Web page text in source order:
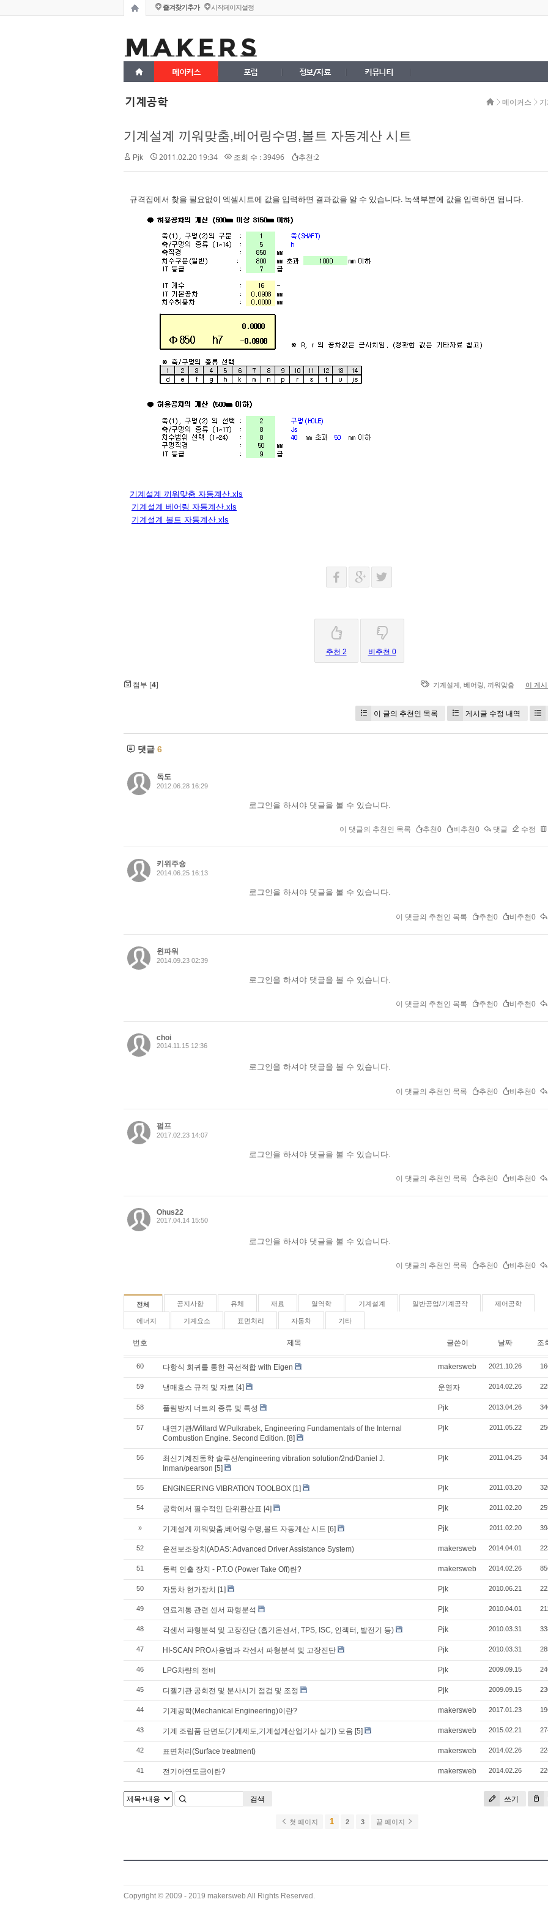
즐겨찾기추가 시작페이지설정
메이커스 포럼 정보/자료 커뮤니티
기계공학 메이커스
기계설계 끼워맞춤,베어링수명,볼트 자동계산 시트
Pjk 2011.02.20 19:34 조회 수 : 39496 추천:2
규격집에서 찾을 필요없이 엑셀시트에 값을 입력하면 결과값을 알 수 있습니다. 녹색부분에 값을 입력하면 됩니다.
기계설계 끼워맞춤 자동계산.xls
기계설계 베어링 자동계산.xls
기계설계 볼트 자동계산.xls
추천 2 비추천 0
첨부 [4] 기계설계, 베어링, 끼워맞춤 이 게
이 글의 추천인 목록 게시글 수정 내역
댓글 6
독도
2012.06.28 16:29
로그인을 하셔야 댓글을 볼 수 있습니다.
이 댓글의 추천인 목록 추천0 비추천0 댓글 수정
키위주숑
2014.06.25 16:13
로그인을 하셔야 댓글을 볼 수 있습니다.
이 댓글의 추천인 목록 추천0 비추천0
윈파워
2014.09.23 02:39
로그인을 하셔야 댓글을 볼 수 있습니다.
이 댓글의 추천인 목록 추천0 비추천0
choi
2014.11.15 12:36
로그인을 하셔야 댓글을 볼 수 있습니다.
이 댓글의 추천인 목록 추천0 비추천0
펌프
2017.02.23 14:07
로그인을 하셔야 댓글을 볼 수 있습니다.
이 댓글의 추천인 목록 추천0 비추천0
Ohus22
2017.04.14 15:50
로그인을 하셔야 댓글을 볼 수 있습니다.
이 댓글의 추천인 목록 추천0 비추천0
전체 공지사항 유체 재료 열역학 기계설계 일반공업/기계공작 제어공학
에너지 기계요소 표면처리 자동차 기타
번호 제목 글쓴이 날짜 조
60 다항식 회귀를 통한 곡선적합 with Eigen makersweb 2021.10.26
59 냉매호스 규격 및 자료 [4] 운영자 2014.02.26
58 풀림방지 너트의 종류 및 특성 Pjk 2013.04.26
57
내연기관/Willard W.Pulkrabek, Engineering Fundamentals of the Internal
Combustion Engine. Second Edition. [8]
Pjk 2011.05.22
56
최신기계진동학 솔루션/engineering vibration solution/2nd/Daniel J.
Inman/pearson [5]
Pjk 2011.04.25
55 ENGINEERING VIBRATION TOOLBOX [1] Pjk 2011.03.20
54 공학에서 필수적인 단위환산표 [4] Pjk 2011.02.20
» 기계설계 끼워맞춤,베어링수명,볼트 자동계산 시트 [6] Pjk 2011.02.20
52 운전보조장치(ADAS: Advanced Driver Assistance System) makersweb 2014.04.01
51 동력 인출 장치 - P.T.O (Power Take Off)란? makersweb 2014.02.26
50 자동차 현가장치 [1] Pjk 2010.06.21
49 연료계통 관련 센서 파형분석 Pjk 2010.04.01
48 각센서 파형분석 및 고장진단 (흡기온센서, TPS, ISC, 인젝터, 발전기 등) Pjk 2010.03.31
47 HI-SCAN PRO사용법과 각센서 파형분석 및 고장진단 Pjk 2010.03.31
46 LPG차량의 정비 Pjk 2009.09.15
45 디젤기관 공회전 및 분사시기 점검 및 조정 Pjk 2009.09.15
44 기계공학(Mechanical Engineering)이란? makersweb 2017.01.23
43 기계 조립품 단면도(기계제도,기계설계산업기사 실기) 모음 [5] makersweb 2015.02.21
42 표면처리(Surface treatment) makersweb 2014.02.26
41 전기아연도금이란? makersweb 2014.02.26
쓰기
검색
첫 페이지 1 2 3 끝 페이지
Copyright © 2009 - 2019 makersweb All Rights Reserved.